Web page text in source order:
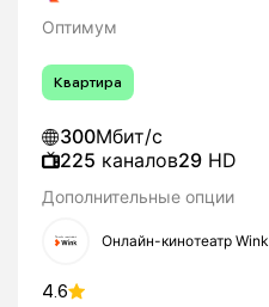
Оптимум
Квартира
300Мбит/с
225 каналов29 HD
Дополнительные опции
Онлайн-кинотеатр Wink
4.6